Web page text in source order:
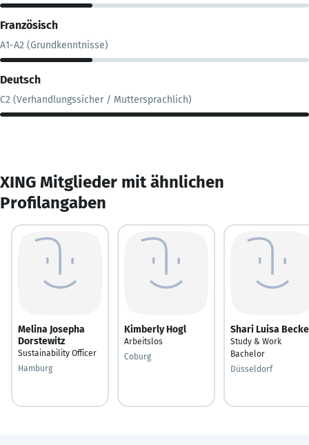
Französisch
A1-A2 (Grundkenntnisse)
Deutsch
C2 (Verhandlungssicher / Muttersprachlich)
XING Mitglieder mit ähnlichen
Profilangaben
Melina Josepha
Dorstewitz
Sustainability Officer
Hamburg
Kimberly Hogl
Arbeitslos
Coburg
Shari Luisa
Study & Work
Bachelor
Düsseldorf